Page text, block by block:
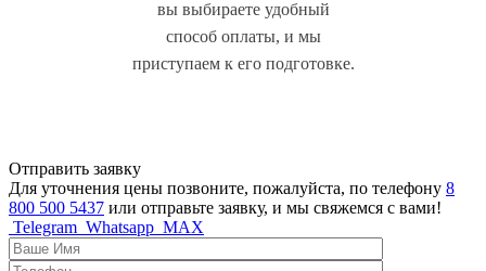
вы выбираете удобный
способ оплаты, и мы
приступаем к его подготовке.
Отправить заявку
Для уточнения цены позвоните, пожалуйста, по телефону 8
800 500 5437 или отправьте заявку, и мы свяжемся с вами!
Telegram Whatsapp MAX